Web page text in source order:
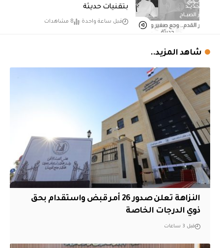
بتقنيات حديثة
قبل ساعة واحدة 8 مشاهدات
شاهد المزيد..
النزاهة تعلن صدور 26 أمر قبض واستقدام بحق
ذوي الدرجات الخاصة
قبل 3 ساعات